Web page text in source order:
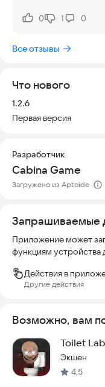
опасность. Только
спикермены смогут
развитием персонажа
будете сражаться с
легендарным героем,
этой угрозы.
агентом, который
Нравится:
0Не нравится:
1 0
Все отзывы
Что нового
Версия:
1.2.6
Первая версия
Разработчик
Cabina Game
Загружено из Aptoide
Запрашиваемые
Приложение может
функциям устройства
Действия в
Другие действия
Возможно, вам
Toilet
Экшен
4,5